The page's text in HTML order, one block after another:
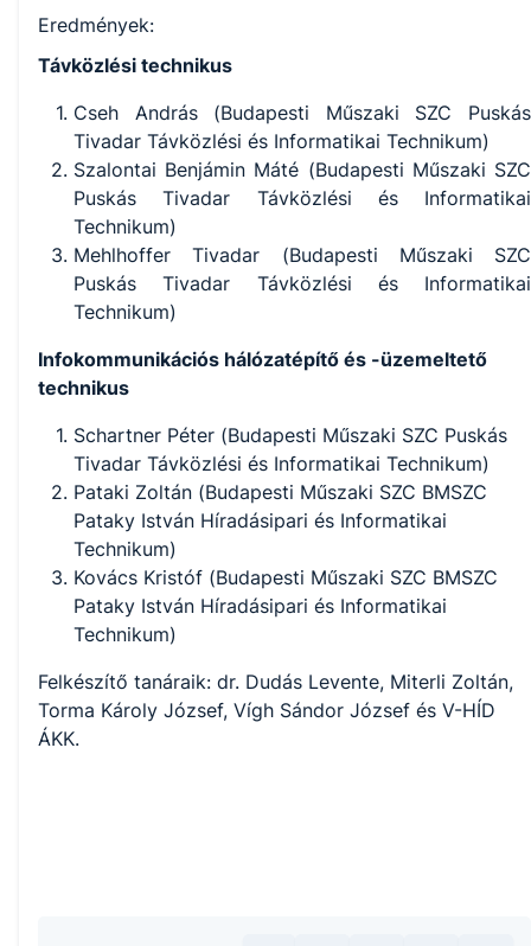
Eredmények:
Távközlési technikus
Cseh András (Budapesti Műszaki SZC Puskás
Tivadar Távközlési és Informatikai Technikum)
Szalontai Benjámin Máté (Budapesti Műszaki SZC
Puskás Tivadar Távközlési és Informatikai
Technikum)
Mehlhoffer Tivadar (Budapesti Műszaki SZC
Puskás Tivadar Távközlési és Informatikai
Technikum)
Infokommunikációs hálózatépítő és -üzemeltető
technikus
Schartner Péter (Budapesti Műszaki SZC Puskás
Tivadar Távközlési és Informatikai Technikum)
Pataki Zoltán (Budapesti Műszaki SZC BMSZC
Pataky István Híradásipari és Informatikai
Technikum)
Kovács Kristóf (Budapesti Műszaki SZC BMSZC
Pataky István Híradásipari és Informatikai
Technikum)
Felkészítő tanáraik: dr. Dudás Levente, Miterli Zoltán,
Torma Károly József, Vígh Sándor József és V-HÍD
ÁKK.